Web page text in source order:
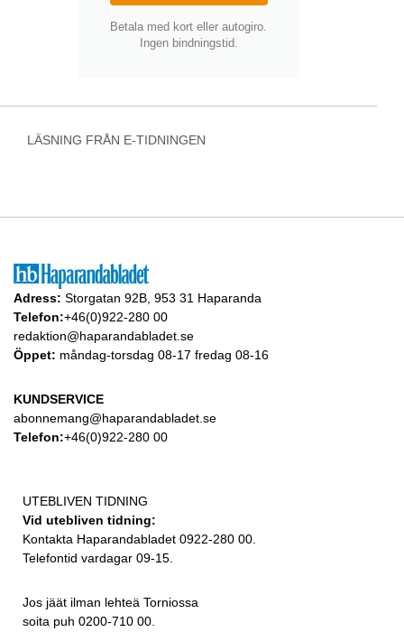
Betala med kort eller autogiro.
Ingen bindningstid.
LÄSNING FRÅN E-TIDNINGEN
Adress: Storgatan 92B, 953 31 Haparanda
Telefon:+46(0)922-280 00
redaktion@haparandabladet.se
Öppet: måndag-torsdag 08-17 fredag 08-16
KUNDSERVICE
abonnemang@haparandabladet.se
Telefon:+46(0)922-280 00
UTEBLIVEN TIDNING
Vid utebliven tidning:
Kontakta Haparandabladet 0922-280 00.
Telefontid vardagar 09-15.
Jos jäät ilman lehteä Torniossa
soita puh 0200-710 00.